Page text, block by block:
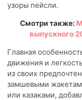
узоры пейсли.
Смотри также:
выпускного
Главная
движения и
из своих
замшевыми
или казаками,